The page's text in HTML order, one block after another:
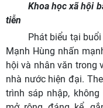
Khoa học xã hội
tiễn
Phát biểu tại
Mạnh Hùng nhấn
hội và nhân văn trong
nhà nước hiện đại.
trình sáp nhập,